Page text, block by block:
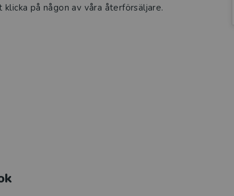
på någon av våra återförsäljare.